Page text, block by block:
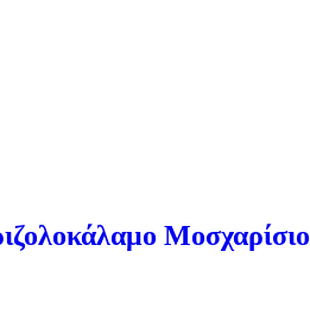
Μοσχαρίσιο